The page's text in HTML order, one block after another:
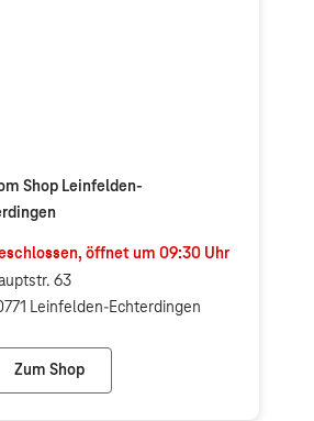
Shop Leinfelden-
öffnet um 09:30 Uhr
63
Leinfelden-Echterdingen
Zum Shop
Telekom Shop Leinfelden-